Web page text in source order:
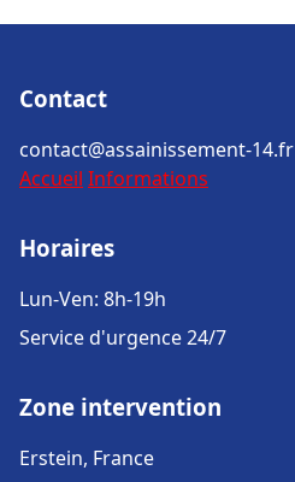
Contact
contact@assainissement-14.fr
Accueil Informations
Horaires
Lun-Ven: 8h-19h
Service d'urgence 24/7
Zone intervention
Erstein, France